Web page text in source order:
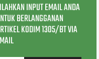
INPUT EMAIL ANDA
BERLANGGANAN
KODIM 1305/BT VIA